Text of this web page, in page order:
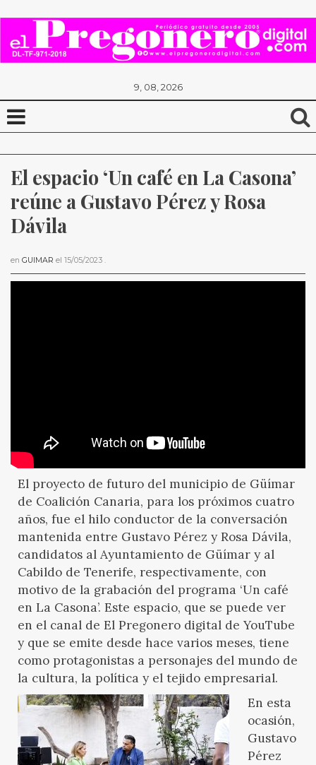
9, 08, 2026
El espacio ‘Un café en La Casona’
reúne a Gustavo Pérez y Rosa
Dávila
en GUIMAR el 15/05/2023 .
El proyecto de futuro del municipio de Güímar
de Coalición Canaria, para los próximos cuatro
años, fue el hilo conductor de la conversación
mantenida entre Gustavo Pérez y Rosa Dávila,
candidatos al Ayuntamiento de Güímar y al
Cabildo de Tenerife, respectivamente, con
motivo de la grabación del programa ‘Un café
en La Casona’. Este espacio, que se puede ver
en el canal de El Pregonero digital de YouTube
y que se emite desde hace varios meses, tiene
como protagonistas a personajes del mundo de
la cultura, la política y el tejido empresarial.
En esta
ocasión,
Gustavo
Pérez